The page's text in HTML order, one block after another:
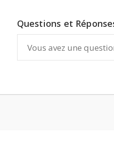
Questions et